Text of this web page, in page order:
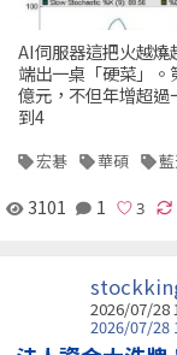
AI伺服器這把火越
端出一桌「硬菜」
億元，不但年增超
到4
宏碁 華碩
3101 1
2026/07/28
2026/07/28